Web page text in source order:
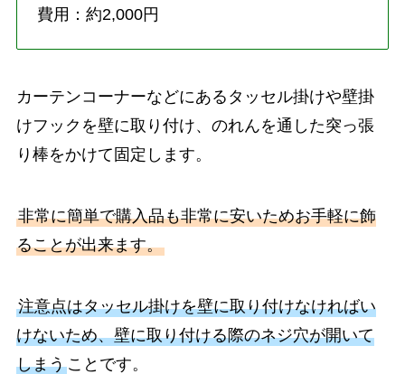
費用：約2,000円
カーテンコーナーなどにあるタッセル掛けや壁掛
けフックを壁に取り付け、のれんを通した突っ張
り棒をかけて固定します。
非常に簡単で購入品も非常に安いためお手軽に飾
ることが出来ます。
注意点はタッセル掛けを壁に取り付けなければい
けないため、壁に取り付ける際のネジ穴が開いて
しまうことです。